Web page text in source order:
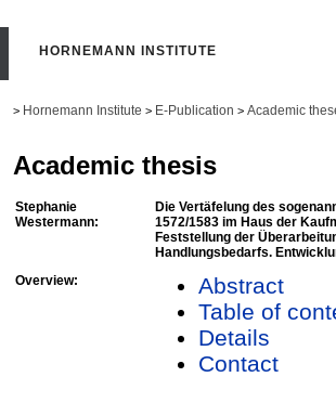
HORNEMANN INSTITUTE
> Hornemann Institute > E-Publication > Academic
Academic thesis
Stephanie
Westermann:
Die Vertäfelung des
1572/1583 im Haus der
Feststellung der
Handlungsbedarfs.
Overview:
Abstract
Table of
Details
Contact